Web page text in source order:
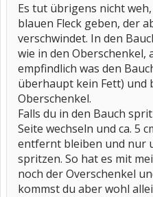
Es tut übrigens nicht
blauen Fleck geben, der
verschwindet. In den
wie in den Oberschenkel,
empfindlich was den
überhaupt kein Fett) und
Oberschenkel.
Falls du in den Bauch
Seite wechseln und ca. 5
entfernt bleiben und nur
spritzen. So hat es mit
noch der Overschenkel
kommst du aber wohl